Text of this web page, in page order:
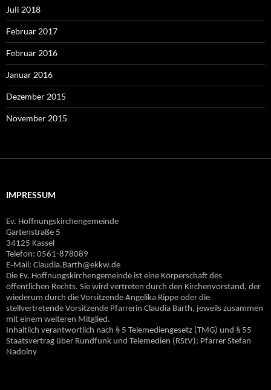
Juli 2018
Februar 2017
Februar 2016
Januar 2016
Dezember 2015
November 2015
IMPRESSUM
Ev. Hoffnungskirchengemeinde
Gartenstraße 5
34125 Kassel
Telefon: 0561-878089
E‐Mail: Claudia.Barth@ekkw.de
Die Ev. Hoffnungskirchengemeinde ist eine Körperschaft des
öffentlichen Rechts. Sie wird vertreten durch den Kirchenvorstand, der
wiederum durch die Vorsitzende Angelika Rippe oder die
stellvertretende Vorsitzende Pfarrerin Claudia Barth, jeweils zusammen
mit einem weiteren Mitglied.
Inhaltlich verantwortlich nach § 5 Telemediengesetz (TMG) und § 55
Staatsvertrag über Rundfunk und Telemedien (RStV): Pfarrer Stefan
Nadolny